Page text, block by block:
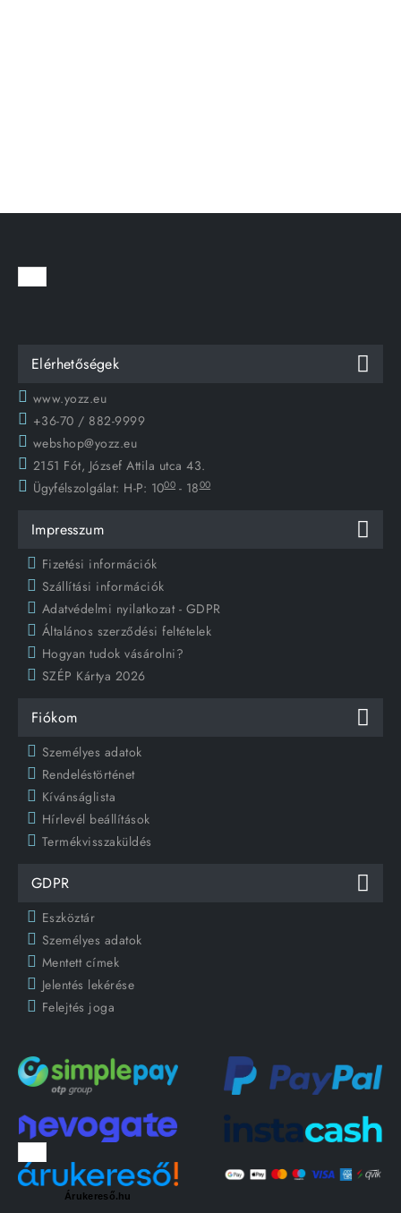
Elérhetőségek
www.yozz.eu
+36-70 / 882-9999
webshop@yozz.eu
2151 Fót, József Attila utca 43.
Ügyfélszolgálat: H-P: 1000 - 1800
Impresszum
Fizetési információk
Szállítási információk
Adatvédelmi nyilatkozat - GDPR
Általános szerződési feltételek
Hogyan tudok vásárolni?
SZÉP Kártya 2026
Fiókom
Személyes adatok
Rendeléstörténet
Kívánságlista
Hírlevél beállítások
Termékvisszaküldés
GDPR
Eszköztár
Személyes adatok
Mentett címek
Jelentés lekérése
Felejtés joga
Árukereső.hu